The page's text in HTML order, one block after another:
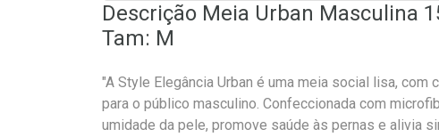
Descrição Meia Urban Masculina
Tam: M
"A Style Elegância Urban é uma meia social lisa,
para o público masculino. Confeccionada com
umidade da pele, promove saúde às pernas e alivia